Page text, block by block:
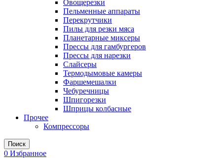
Овощерезки
Пельменные аппараты
Перекрутчики
Пилы для резки мяса
Планетарные миксеры
Прессы для гамбургеров
Прессы для нарезки
Слайсеры
Термодымовые камеры
Фаршемешалки
Чебуречницы
Шпигорезки
Шприцы колбасные
Прочее
Компрессоры
Поиск
0 Избранное